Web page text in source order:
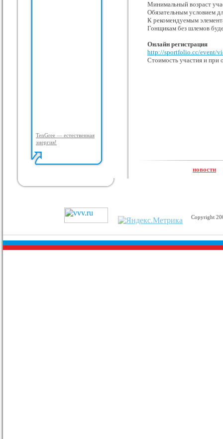
TenGree — естественная
энергия!
Минимальный возраст
Обязательным условием
К рекомендуемым
Гонщикам без шлемов
Онлайн регистрация
http://sportfolio.cc/event/
Стоимость участия и при
новости
Copyright